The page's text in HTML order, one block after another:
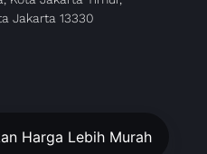
Jakarta 13330
Harga Lebih Murah